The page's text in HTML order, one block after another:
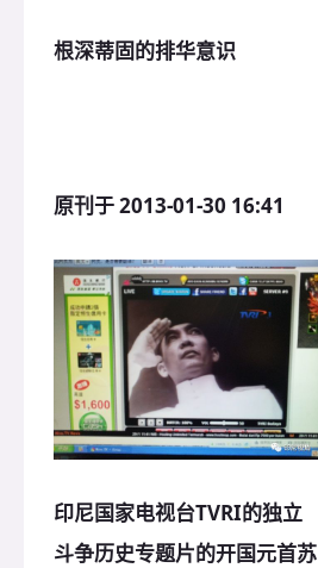
根深蒂固的排华意识
原刊于 2013-01-30 16:41
印尼国家电视台TVRI的独立
斗争历史专题片的开国元首苏